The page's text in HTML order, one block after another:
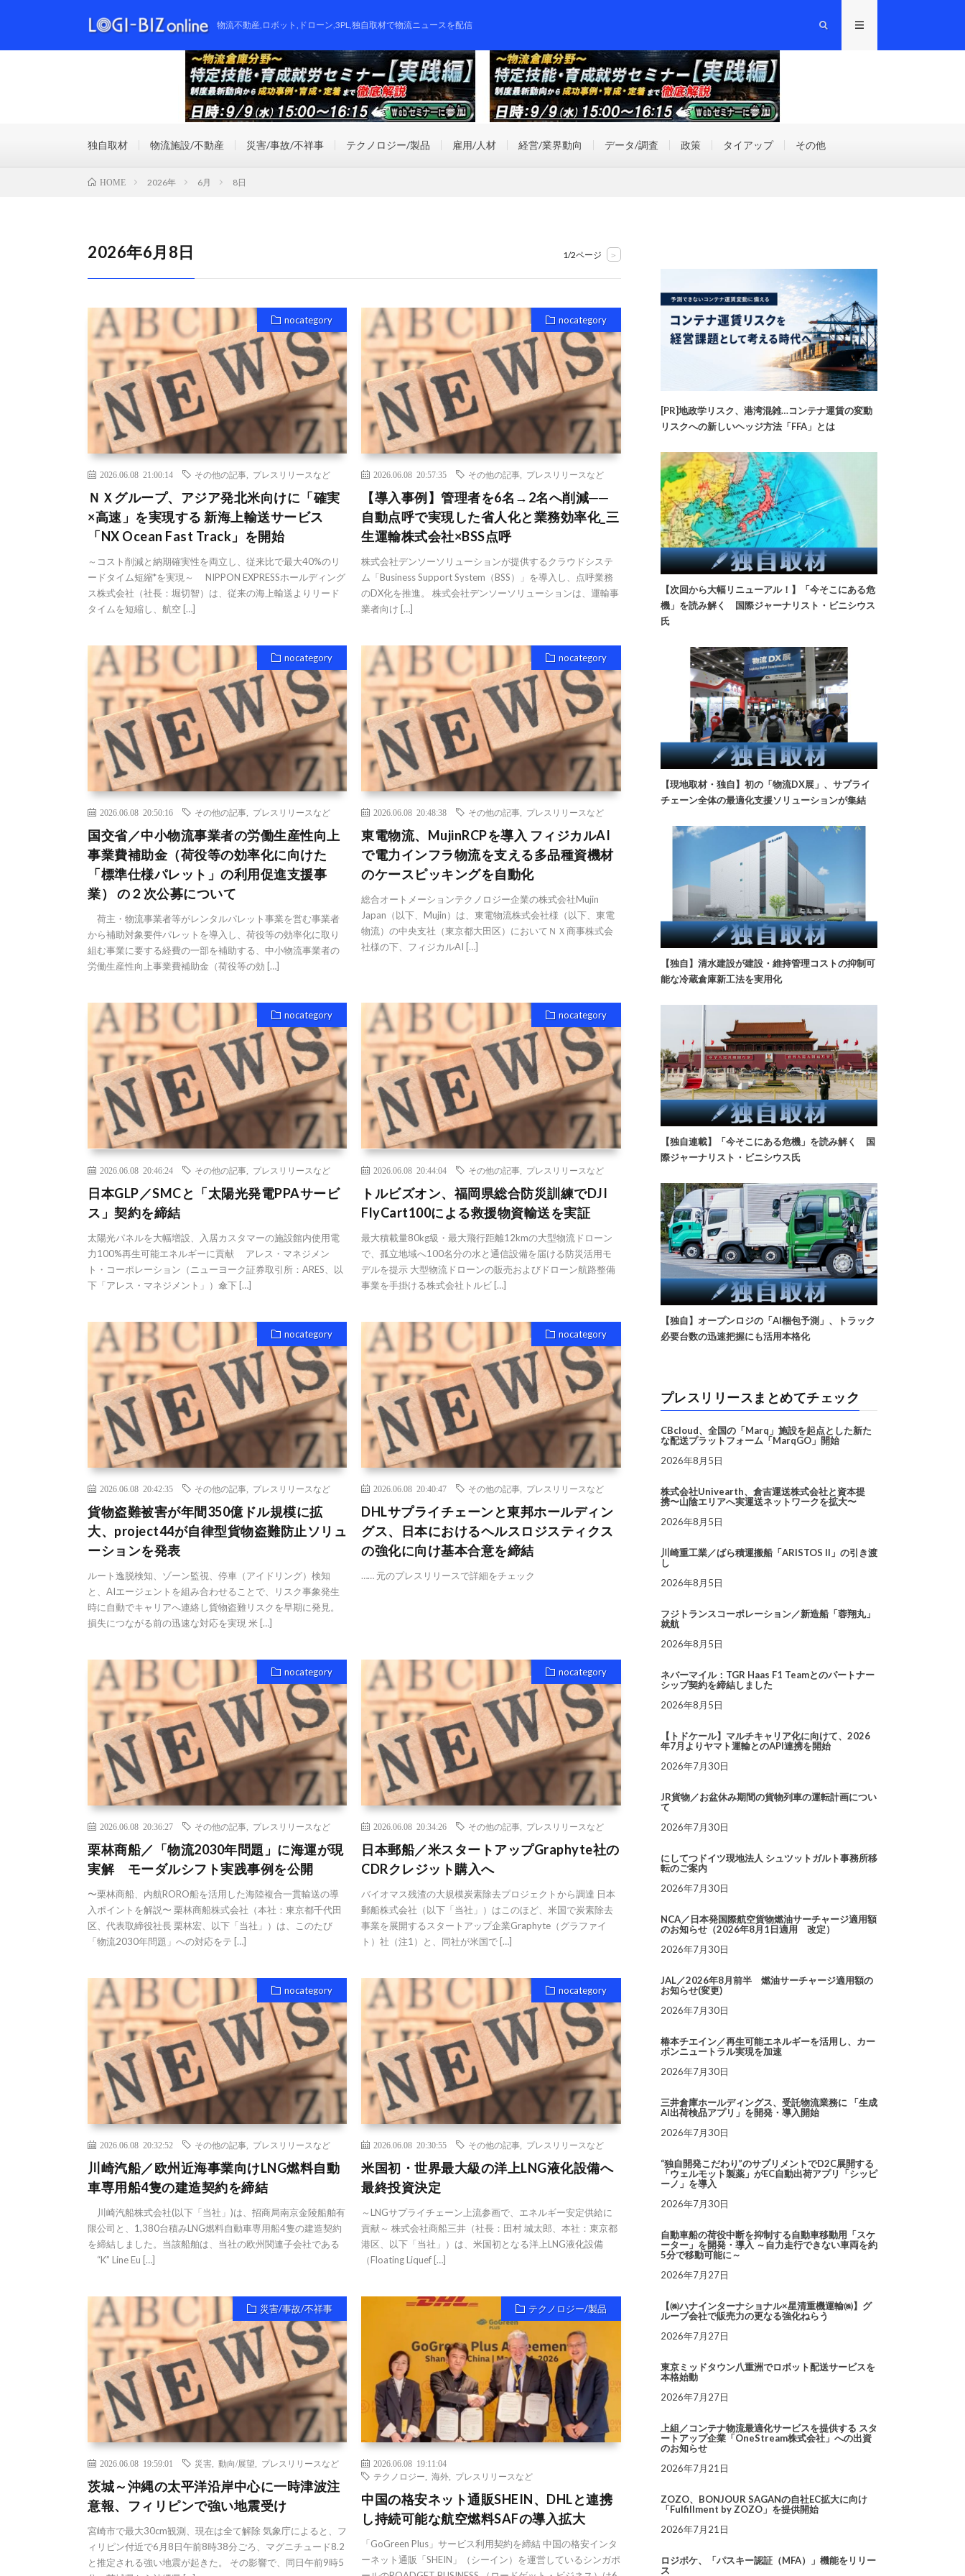
物流不動産,ロボット,ドローン,3PL,独自取材で物流ニュースを配信
独自取材 物流施設/不動産 災害/事故/不祥事 テクノロジー/製品 雇用/人材 経営/業界動向 データ/調査 政策 タイアップ その他
HOME 2026年 6月 8日
2026年6月8日 1/2ページ >
nocategory
2026.06.08 21:00:14 その他の記事 プレスリリースなど
ＮＸグループ、アジア発北米向けに「確実
×高速」を実現する 新海上輸送サービス
「NX Ocean Fast Track」を開始
～コスト削減と納期確実性を両立し、従来比で最大40%のリ
ードタイム短縮*を実現～ NIPPON EXPRESSホールディング
ス株式会社（社長：堀切智）は、従来の海上輸送よりリード
タイムを短縮し、航空 […]
nocategory
2026.06.08 20:57:35 その他の記事 プレスリリースなど
【導入事例】管理者を6名→2名へ削減──
自動点呼で実現した省人化と業務効率化_三
生運輸株式会社×BSS点呼
株式会社デンソーソリューションが提供するクラウドシステ
ム「Business Support System（BSS）」を導入し、点呼業務
のDX化を推進。 株式会社デンソーソリューションは、運輸事
業者向け […]
nocategory
2026.06.08 20:50:16 その他の記事 プレスリリースなど
国交省／中小物流事業者の労働生産性向上
事業費補助金（荷役等の効率化に向けた
「標準仕様パレット」の利用促進支援事
業） の２次公募について
荷主・物流事業者等がレンタルパレット事業を営む事業者
から補助対象要件パレットを導入し、荷役等の効率化に取り
組む事業に要する経費の一部を補助する、中小物流事業者の
労働生産性向上事業費補助金（荷役等の効 […]
nocategory
2026.06.08 20:48:38 その他の記事 プレスリリースなど
東電物流、MujinRCPを導入 フィジカルAI
で電力インフラ物流を支える多品種資機材
のケースピッキングを自動化
総合オートメーションテクノロジー企業の株式会社Mujin
Japan（以下、Mujin）は、東電物流株式会社様（以下、東電
物流）の中央支社（東京都大田区）においてＮＸ商事株式会
社様の下、フィジカルAI […]
nocategory
2026.06.08 20:46:24 その他の記事 プレスリリースなど
日本GLP／SMCと「太陽光発電PPAサービ
ス」契約を締結
太陽光パネルを大幅増設、入居カスタマーの施設館内使用電
力100%再生可能エネルギーに貢献 アレス・マネジメン
ト・コーポレーション（ニューヨーク証券取引所：ARES、以
下「アレス・マネジメント」）傘下 […]
nocategory
2026.06.08 20:44:04 その他の記事 プレスリリースなど
トルビズオン、福岡県総合防災訓練でDJI
FlyCart100による救援物資輸送を実証
最大積載量80kg級・最大飛行距離12kmの大型物流ドローン
で、孤立地域へ100名分の水と通信設備を届ける防災活用モ
デルを提示 大型物流ドローンの販売およびドローン航路整備
事業を手掛ける株式会社トルビ […]
nocategory
2026.06.08 20:42:35 その他の記事 プレスリリースなど
貨物盗難被害が年間350億ドル規模に拡
大、project44が自律型貨物盗難防止ソリュ
ーションを発表
ルート逸脱検知、ゾーン監視、停車（アイドリング）検知
と、AIエージェントを組み合わせることで、リスク事象発生
時に自動でキャリアへ連絡し貨物盗難リスクを早期に発見。
損失につながる前の迅速な対応を実現 米 […]
nocategory
2026.06.08 20:40:47 その他の記事 プレスリリースなど
DHLサプライチェーンと東邦ホールディン
グス、日本におけるヘルスロジスティクス
の強化に向け基本合意を締結
…… 元のプレスリリースで詳細をチェック
nocategory
2026.06.08 20:36:27 その他の記事 プレスリリースなど
栗林商船／「物流2030年問題」に海運が現
実解 モーダルシフト実践事例を公開
〜栗林商船、内航RORO船を活用した海陸複合一貫輸送の導
入ポイントを解説〜 栗林商船株式会社（本社：東京都千代田
区、代表取締役社長 栗林宏、以下「当社」）は、このたび
「物流2030年問題」への対応をテ […]
nocategory
2026.06.08 20:34:26 その他の記事 プレスリリースなど
日本郵船／米スタートアップGraphyte社の
CDRクレジット購入へ
バイオマス残渣の大規模炭素除去プロジェクトから調達 日本
郵船株式会社（以下「当社」）はこのほど、米国で炭素除去
事業を展開するスタートアップ企業Graphyte（グラファイ
ト）社（注1）と、同社が米国で […]
nocategory
2026.06.08 20:32:52 その他の記事 プレスリリースなど
川崎汽船／欧州近海事業向けLNG燃料自動
車専用船4隻の建造契約を締結
川崎汽船株式会社(以下「当社」)は、招商局南京金陵船舶有
限公司と、1,380台積みLNG燃料自動車専用船4隻の建造契約
を締結しました。当該船舶は、当社の欧州関連子会社である
“K” Line Eu […]
nocategory
2026.06.08 20:30:55 その他の記事 プレスリリースなど
米国初・世界最大級の洋上LNG液化設備へ
最終投資決定
～LNGサプライチェーン上流参画で、エネルギー安定供給に
貢献～ 株式会社商船三井（社長：田村 城太郎、本社：東京都
港区、以下「当社」）は、米国初となる洋上LNG液化設備
（Floating Liquef […]
災害/事故/不祥事
2026.06.08 19:59:01 災害 動向/展望 プレスリリースなど
茨城～沖縄の太平洋沿岸中心に一時津波注
意報、フィリピンで強い地震受け
宮崎市で最大30cm観測、現在は全て解除 気象庁によると、フ
ィリピン付近で6月8日午前8時38分ごろ、マグニチュード8.2
と推定される強い地震が起きた。 その影響で、同日午前9時5
テクノロジー/製品
2026.06.08 19:11:04
テクノロジー
,海外 プレスリリースなど
中国の格安ネット通販SHEIN、DHLと連携
し持続可能な航空燃料SAFの導入拡大
「GoGreen Plus」サービス利用契約を締結 中国の格安インタ
ーネット通販「SHEIN」（シーイン）を運営しているシンガポ
[PR]地政学リスク、港湾混雑…コンテナ運賃の変動
リスクへの新しいヘッジ方法「FFA」とは
【次回から大幅リニューアル！】「今そこにある危
機」を読み解く 国際ジャーナリスト・ビニシウス
氏
【現地取材・独自】初の「物流DX展」、サプライ
チェーン全体の最適化支援ソリューションが集結
【独自】清水建設が建設・維持管理コストの抑制可
能な冷蔵倉庫新工法を実用化
【独自連載】「今そこにある危機」を読み解く 国
際ジャーナリスト・ビニシウス氏
【独自】オープンロジの「AI梱包予測」、トラック
必要台数の迅速把握にも活用本格化
プレスリリースまとめてチェック
CBcloud、全国の「Marq」施設を起点とした新た
な配送プラットフォーム「MarqGO」開始
2026年8月5日
株式会社Univearth、倉吉運送株式会社と資本提
携〜山陰エリアへ実運送ネットワークを拡大〜
2026年8月5日
川崎重工業／ばら積運搬船「ARISTOS II」の引き渡
し
2026年8月5日
フジトランスコーポレーション／新造船「蓉翔丸」
就航
2026年8月5日
ネバーマイル：TGR Haas F1 Teamとのパートナー
シップ契約を締結しました
2026年8月5日
【トドケール】マルチキャリア化に向けて、2026
年7月よりヤマト運輸とのAPI連携を開始
2026年7月30日
JR貨物／お盆休み期間の貨物列車の運転計画につい
て
2026年7月30日
にしてつドイツ現地法人 シュツットガルト事務所移
転のご案内
2026年7月30日
NCA／日本発国際航空貨物燃油サーチャージ適用額
のお知らせ（2026年8月1日適用 改定）
2026年7月30日
JAL／2026年8月前半 燃油サーチャージ適用額の
お知らせ(変更)
2026年7月30日
椿本チエイン／再生可能エネルギーを活用し、カー
ボンニュートラル実現を加速
2026年7月30日
三井倉庫ホールディングス、受託物流業務に 「生成
AI出荷検品アプリ」を開発・導入開始
2026年7月30日
“独自開発こだわり”のサプリメントでD2C展開する
「ウェルモット製薬」がEC自動出荷アプリ「シッピ
ーノ」を導入
2026年7月30日
自動車船の荷役中断を抑制する自動車移動用「スケ
ーター」を開発・導入 ～自力走行できない車両を約
5分で移動可能に～
2026年7月27日
【㈱ハナインターナショナル×星清重機運輸㈱】グ
ループ会社で販売力の更なる強化ねらう
2026年7月27日
東京ミッドタウン八重洲でロボット配送サービスを
本格始動
2026年7月27日
上組／コンテナ物流最適化サービスを提供する スタ
ートアップ企業「OneStream株式会社」への出資
のお知らせ
2026年7月21日
ZOZO、BONJOUR SAGANの自社EC拡大に向け
「Fulfillment by ZOZO」を提供開始
2026年7月21日
ロジポケ、「パスキー認証（MFA）」機能をリリー
ス